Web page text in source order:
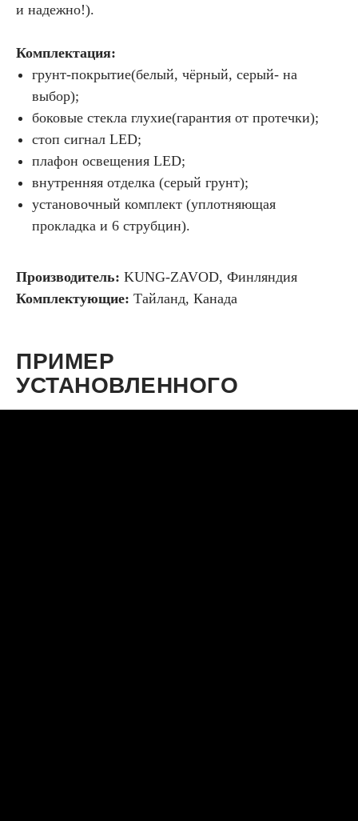
и надежно!).
Комплектация:
грунт-покрытие(белый, чёрный, серый- на
выбор);
боковые стекла глухие(гарантия от протечки);
стоп сигнал LED;
плафон освещения LED;
внутренняя отделка (серый грунт);
установочный комплект (уплотняющая
прокладка и 6 струбцин).
Производитель: KUNG-ZAVOD, Финляндия
Комплектующие: Тайланд, Канада
ПРИМЕР
УСТАНОВЛЕННОГО
КУНГА НА TOYOTA